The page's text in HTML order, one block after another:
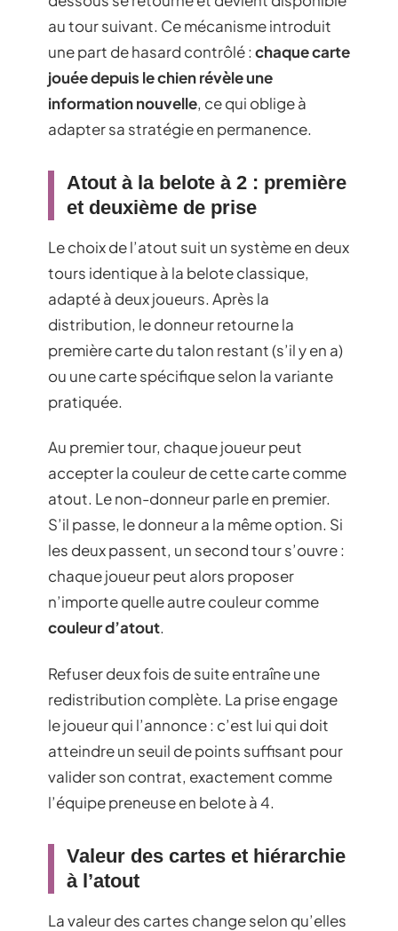
au tour suivant. Ce mécanisme introduit
une part de hasard contrôlé : chaque carte
jouée depuis le chien révèle une
information nouvelle, ce qui oblige à
adapter sa stratégie en permanence.
Atout à la belote à 2 : première
et deuxième de prise
Le choix de l’atout suit un système en deux
tours identique à la belote classique,
adapté à deux joueurs. Après la
distribution, le donneur retourne la
première carte du talon restant (s’il y en a)
ou une carte spécifique selon la variante
pratiquée.
Au premier tour, chaque joueur peut
accepter la couleur de cette carte comme
atout. Le non-donneur parle en premier.
S’il passe, le donneur a la même option. Si
les deux passent, un second tour s’ouvre :
chaque joueur peut alors proposer
n’importe quelle autre couleur comme
couleur d’atout.
Refuser deux fois de suite entraîne une
redistribution complète. La prise engage
le joueur qui l’annonce : c’est lui qui doit
atteindre un seuil de points suffisant pour
valider son contrat, exactement comme
l’équipe preneuse en belote à 4.
Valeur des cartes et hiérarchie
à l’atout
La valeur des cartes change selon qu’elles